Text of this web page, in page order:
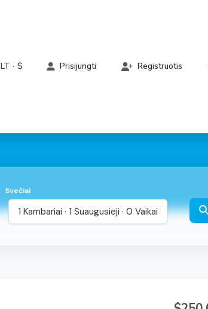
LT · $ Prisijungti Registruotis
Svečiai
1 Kambariai · 1 Suaugusieji · 0 Vaikai